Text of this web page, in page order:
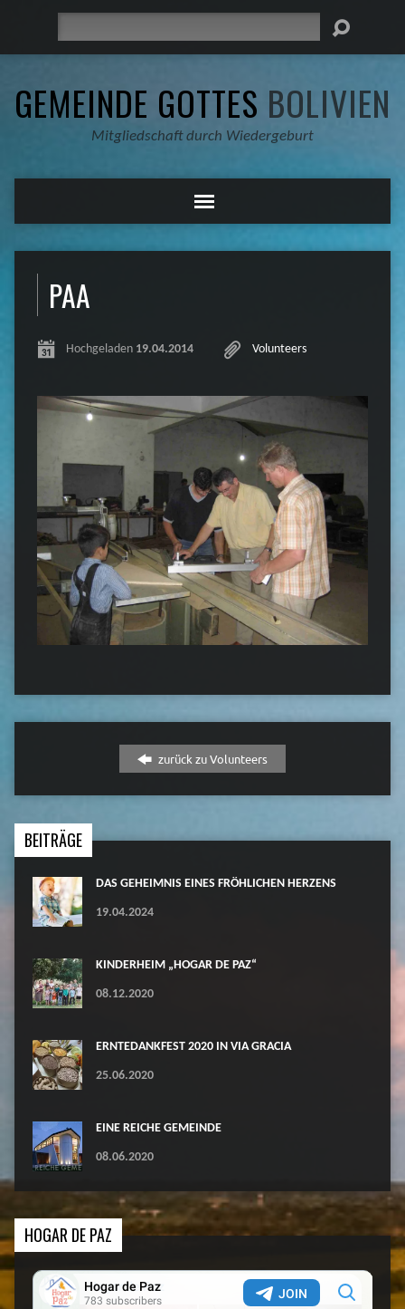
GEMEINDE GOTTES BOLIVIEN
Mitgliedschaft durch Wiedergeburt
PAA
Hochgeladen 19.04.2014 Volunteers
zurück zu Volunteers
BEITRÄGE
DAS GEHEIMNIS EINES FRÖHLICHEN HERZENS
19.04.2024
KINDERHEIM „HOGAR DE PAZ“
08.12.2020
ERNTEDANKFEST 2020 IN VIA GRACIA
25.06.2020
EINE REICHE GEMEINDE
08.06.2020
HOGAR DE PAZ